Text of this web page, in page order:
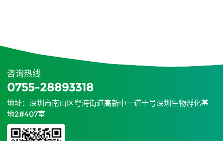
咨询热线
0755-28893318
地址：深圳市南山区粤海街道高新中一道十号深圳生物孵化基
地2#407室